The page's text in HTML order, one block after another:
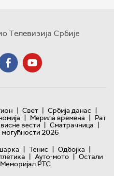
Телевизија Србије
| Свет | Србија данас |
| Мерила времена | Рат
вести | Сматрачница |
могућности 2026
| Тенис | Одбојка |
| Ауто-мото | Остали
Меморијал РТС